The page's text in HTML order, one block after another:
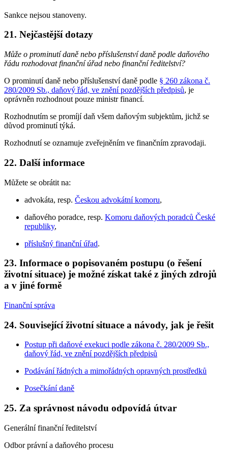
Sankce nejsou stanoveny.
21. Nejčastější dotazy
Může o prominutí daně nebo příslušenství daně podle daňového
řádu rozhodovat finanční úřad nebo finanční ředitelství?
O prominutí daně nebo příslušenství daně podle § 260 zákona č.
280/2009 Sb., daňový řád, ve znění pozdějších předpisů, je
oprávněn rozhodnout pouze ministr financí.
Rozhodnutím se promíjí daň všem daňovým subjektům, jichž se
důvod prominutí týká.
Rozhodnutí se oznamuje zveřejněním ve finančním zpravodaji.
22. Další informace
Můžete se obrátit na:
advokáta, resp. Českou advokátní komoru,
daňového poradce, resp. Komoru daňových poradců České
republiky,
příslušný finanční úřad.
23. Informace o popisovaném postupu (o řešení
životní situace) je možné získat také z jiných zdrojů
a v jiné formě
Finanční správa
24. Související životní situace a návody, jak je řešit
Postup při daňové exekuci podle zákona č. 280/2009 Sb.,
daňový řád, ve znění pozdějších předpisů
Podávání řádných a mimořádných opravných prostředků
Posečkání daně
25. Za správnost návodu odpovídá útvar
Generální finanční ředitelství
Odbor právní a daňového procesu